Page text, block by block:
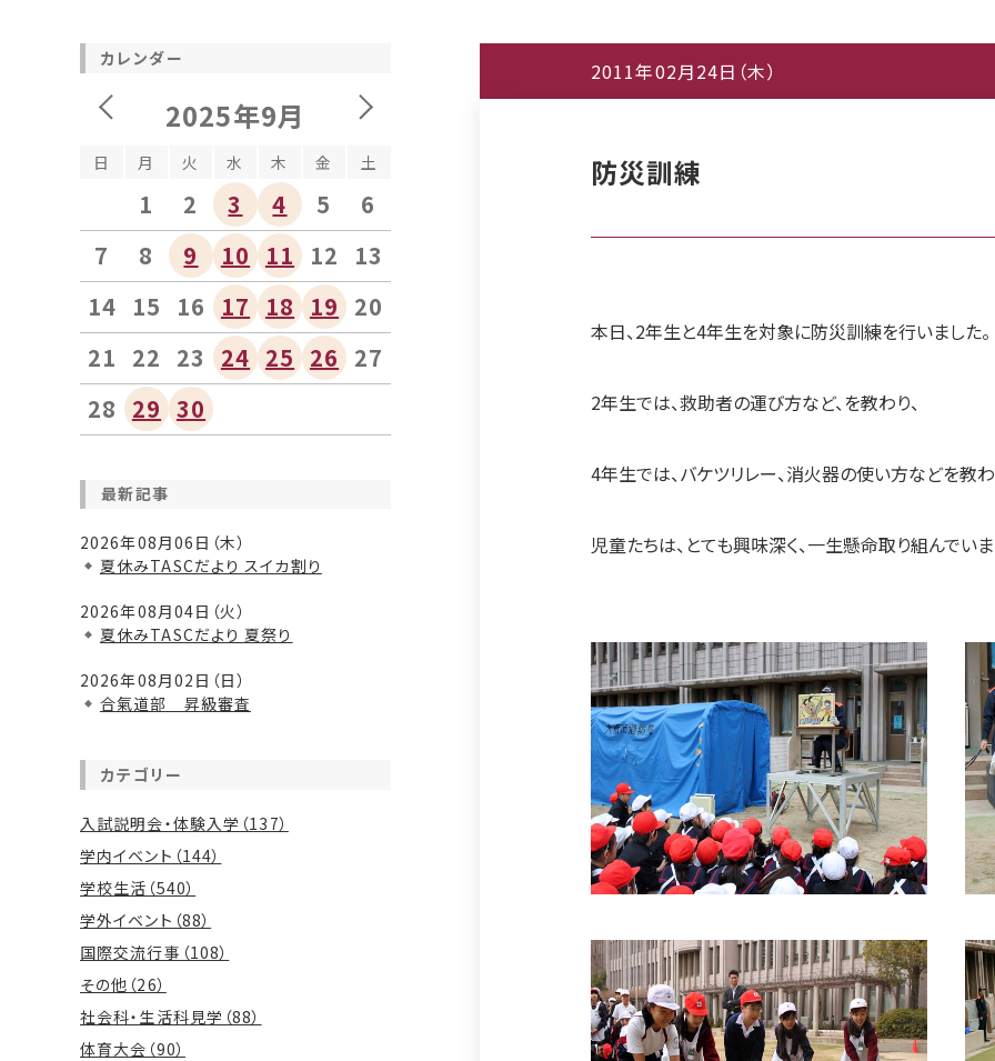
2011年02月24日（木）
防災訓練
本日、2年生と4年生を対象に防災訓練を行いました。
2年生では、救助者の運び方など、を教わり、
4年生では、バケツリレー、消火器の使い方などを教わ
児童たちは、とても興味深く、一生懸命取り組んでいま
カレンダー
2025年9月
日 月 火 水 木 金 土
1 2 3 4 5
6
7
8 9 10 11 12
13
14 15 16 17 18 19 20
21 22 23 24 25 26 27
28 29 30
最新記事
2026年08月06日（木）
夏休みTASCだより スイカ割り
2026年08月04日（火）
夏休みTASCだより 夏祭り
2026年08月02日（日）
合氣道部 昇級審査
カテゴリー
入試説明会・体験入学（137）
学内イベント（144）
学校生活（540）
学外イベント（88）
国際交流行事（108）
その他（26）
社会科・生活科見学（88）
体育大会（90）